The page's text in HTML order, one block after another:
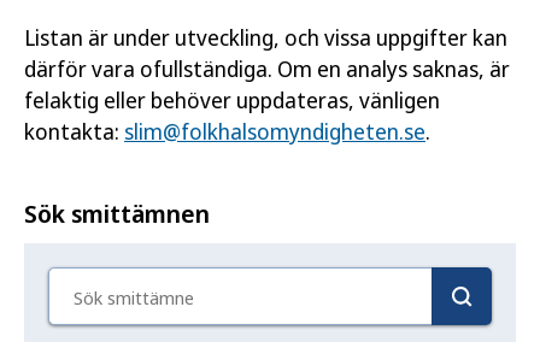
Listan är under utveckling, och vissa uppgifter kan
därför vara ofullständiga. Om en analys saknas, är
felaktig eller behöver uppdateras, vänligen
kontakta: slim@folkhalsomyndigheten.se.
Sök smittämnen